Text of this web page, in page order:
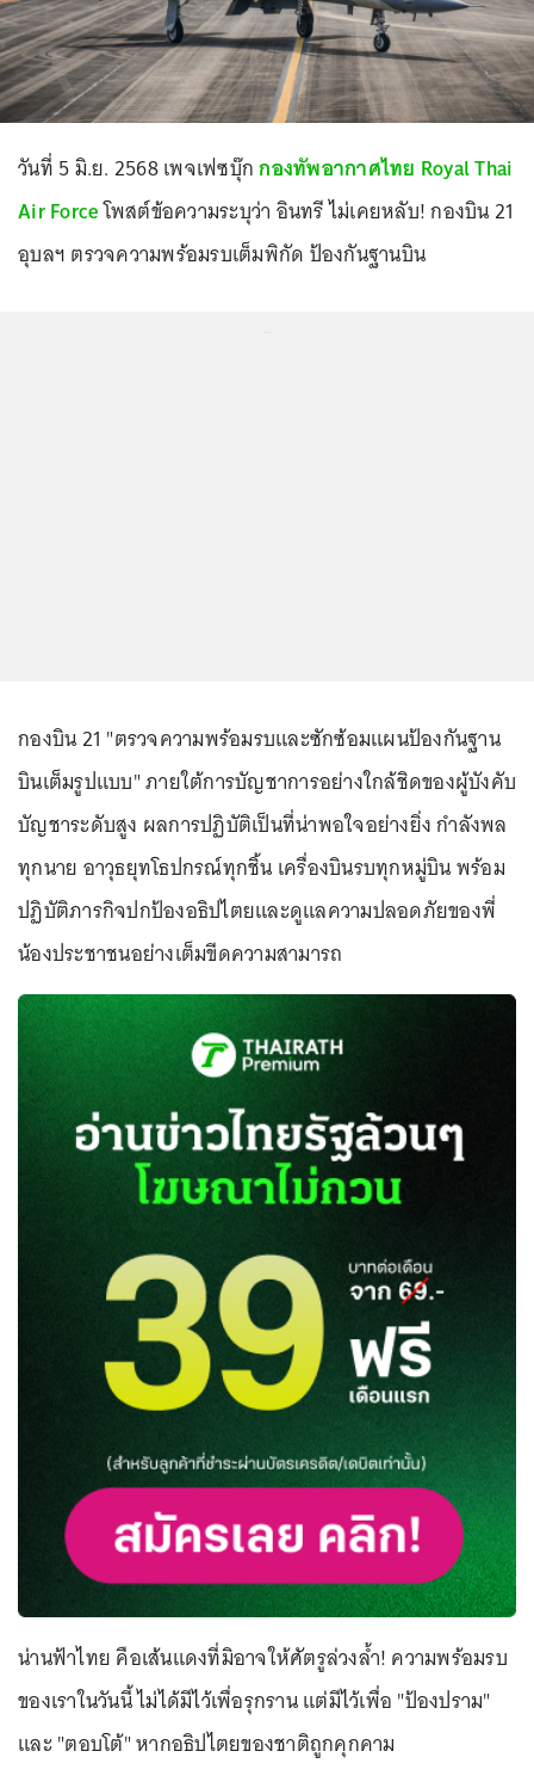
วันที่ 5 มิ.ย. 2568 เพจเฟซบุ๊กกองทัพอากาศไทย Royal Thai
Air Forceโพสต์ข้อความระบุว่า อินทรี ไม่เคยหลับ! กองบิน 21
อุบลฯ ตรวจความพร้อมรบเต็มพิกัด ป้องกันฐานบิน
กองบิน 21 "ตรวจความพร้อมรบและซักซ้อมแผนป้องกันฐาน
บินเต็มรูปแบบ" ภายใต้การบัญชาการอย่างใกล้ชิดของผู้บังคับ
บัญชาระดับสูง ผลการปฏิบัติเป็นที่น่าพอใจอย่างยิ่ง กำลังพล
ทุกนาย อาวุธยุทโธปกรณ์ทุกชิ้น เครื่องบินรบทุกหมู่บิน พร้อม
ปฏิบัติภารกิจปกป้องอธิปไตยและดูแลความปลอดภัยของพี่
น้องประชาชนอย่างเต็มขีดความสามารถ
น่านฟ้าไทย คือเส้นแดงที่มิอาจให้ศัตรูล่วงล้ำ! ความพร้อมรบ
ของเราในวันนี้ ไม่ได้มีไว้เพื่อรุกราน แต่มีไว้เพื่อ "ป้องปราม"
และ "ตอบโต้" หากอธิปไตยของชาติถูกคุกคาม